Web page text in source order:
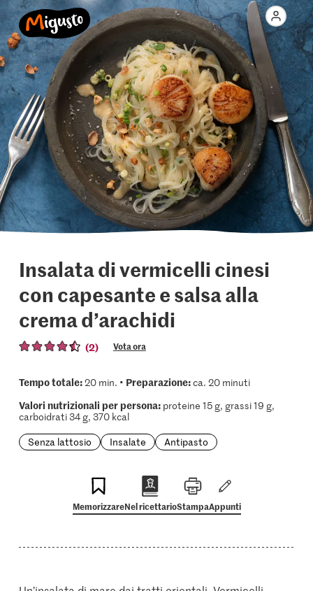
Insalata di vermicelli cinesi
con capesante e salsa alla
crema d’arachidi
(2) Vota ora
Tempo totale:20 min. • Preparazione:ca. 20 minuti
Valori nutrizionali per persona:proteine 15 g, grassi 19 g,
carboidrati 34 g, 370 kcal
Senza lattosio
Insalate Antipasto
MemorizzareNel ricettarioStampaAppunti